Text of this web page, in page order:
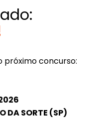
próximo concurso:
DA SORTE (SP)